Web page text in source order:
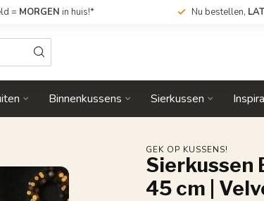
= MORGEN in huis!* Nu bestellen,
Binnenkussens Sierkussen
GEK OP KUSSENS!
Sierkussen
45 cm |